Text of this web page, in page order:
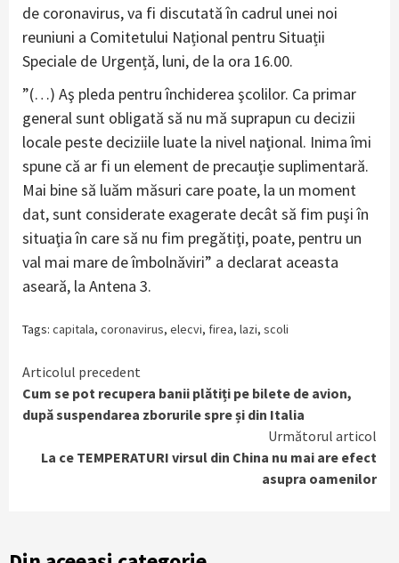
de coronavirus, va fi discutată în cadrul unei noi
reuniuni a Comitetului Național pentru Situații
Speciale de Urgență, luni, de la ora 16.00.
”(…) Aş pleda pentru închiderea şcolilor. Ca primar
general sunt obligată să nu mă suprapun cu decizii
locale peste deciziile luate la nivel naţional. Inima îmi
spune că ar fi un element de precauţie suplimentară.
Mai bine să luăm măsuri care poate, la un moment
dat, sunt considerate exagerate decât să fim puşi în
situaţia în care să nu fim pregătiţi, poate, pentru un
val mai mare de îmbolnăviri” a declarat aceasta
aseară, la Antena 3.
Tags: capitala, coronavirus, elecvi, firea, lazi, scoli
Continue
Reading
Articolul precedent
Cum se pot recupera banii plătiți pe bilete de avion,
după suspendarea zborurile spre și din Italia
Următorul articol
La ce TEMPERATURI virsul din China nu mai are efect
asupra oamenilor